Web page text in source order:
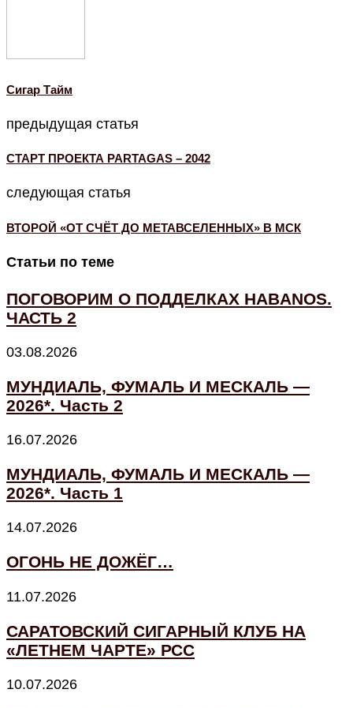
Cигар Тайм
предыдущая статья
СТАРТ ПРОЕКТА PARTAGAS – 2042
следующая статья
ВТОРОЙ «ОТ СЧЁТ ДО МЕТАВСЕЛЕННЫХ» В МСК
Статьи по теме
ПОГОВОРИМ О ПОДДЕЛКАХ HABANOS.
ЧАСТЬ 2
03.08.2026
МУНДИАЛЬ, ФУМАЛЬ И МЕСКАЛЬ —
2026*. Часть 2
16.07.2026
МУНДИАЛЬ, ФУМАЛЬ И МЕСКАЛЬ —
2026*. Часть 1
14.07.2026
ОГОНЬ НЕ ДОЖЁГ…
11.07.2026
САРАТОВСКИЙ СИГАРНЫЙ КЛУБ НА
«ЛЕТНЕМ ЧАРТЕ» РСС
10.07.2026